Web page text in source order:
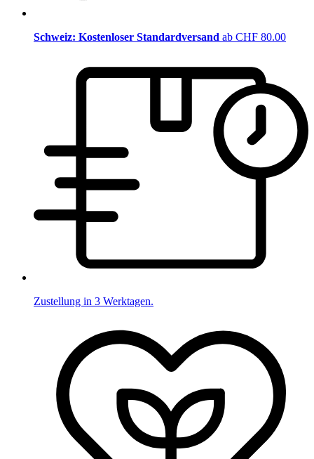
Schweiz: Kostenloser Standardversand ab CHF 80.00
Zustellung in 3 Werktagen.